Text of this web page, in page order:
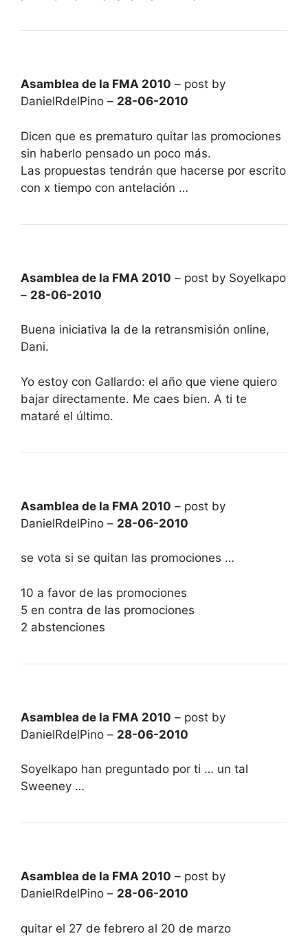
Asamblea de la FMA 2010 – post by
DanielRdelPino – 28-06-2010
Dicen que es prematuro quitar las promociones
sin haberlo pensado un poco más.
Las propuestas tendrán que hacerse por escrito
con x tiempo con antelación …
Asamblea de la FMA 2010 – post by Soyelkapo
– 28-06-2010
Buena iniciativa la de la retransmisión online,
Dani.
Yo estoy con Gallardo: el año que viene quiero
bajar directamente. Me caes bien. A ti te
mataré el último.
Asamblea de la FMA 2010 – post by
DanielRdelPino – 28-06-2010
se vota si se quitan las promociones …
10 a favor de las promociones
5 en contra de las promociones
2 abstenciones
Asamblea de la FMA 2010 – post by
DanielRdelPino – 28-06-2010
Soyelkapo han preguntado por ti … un tal
Sweeney …
Asamblea de la FMA 2010 – post by
DanielRdelPino – 28-06-2010
quitar el 27 de febrero al 20 de marzo